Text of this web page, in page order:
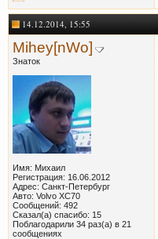
14.12.2014, 15:55
Mihey[nWo]
Знаток
Имя: Михаил
Регистрация: 16.06.2012
Адрес: Санкт-Петербург
Авто: Volvo XC70
Сообщений: 492
Сказал(а) спасибо: 15
Поблагодарили 34 раз(а) в 21
сообщениях